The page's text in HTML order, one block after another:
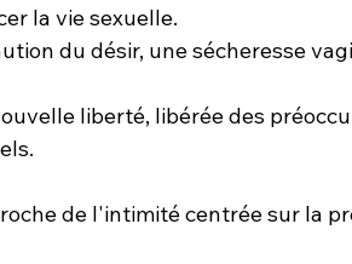
la vie sexuelle.
du désir, une sécheresse
liberté, libérée des
de l'intimité centrée sur la